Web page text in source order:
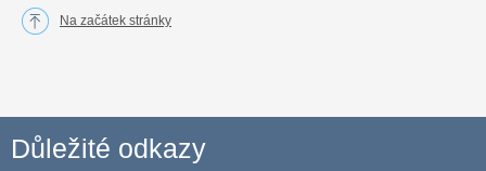
Na začátek stránky
Důležité odkazy